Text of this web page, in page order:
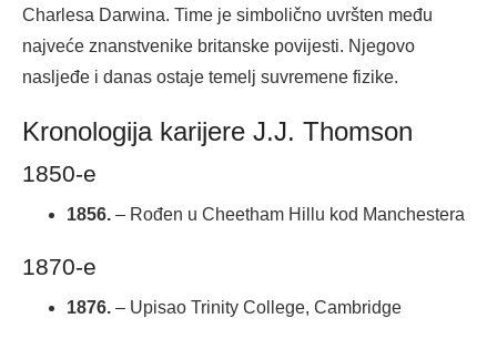
Charlesa Darwina. Time je simbolično uvršten među
najveće znanstvenike britanske povijesti. Njegovo
nasljeđe i danas ostaje temelj suvremene fizike.
Kronologija karijere J.J. Thomson
1850-e
1856. – Rođen u Cheetham Hillu kod Manchestera
1870-e
1876. – Upisao Trinity College, Cambridge